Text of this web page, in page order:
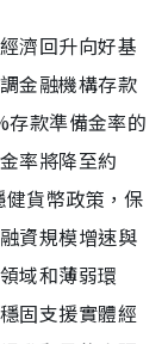
濟回升向好基
金融機構存款
款準備金率的
率將降至約
貨幣政策，保
資規模增速與
域和薄弱環
固支援實體經